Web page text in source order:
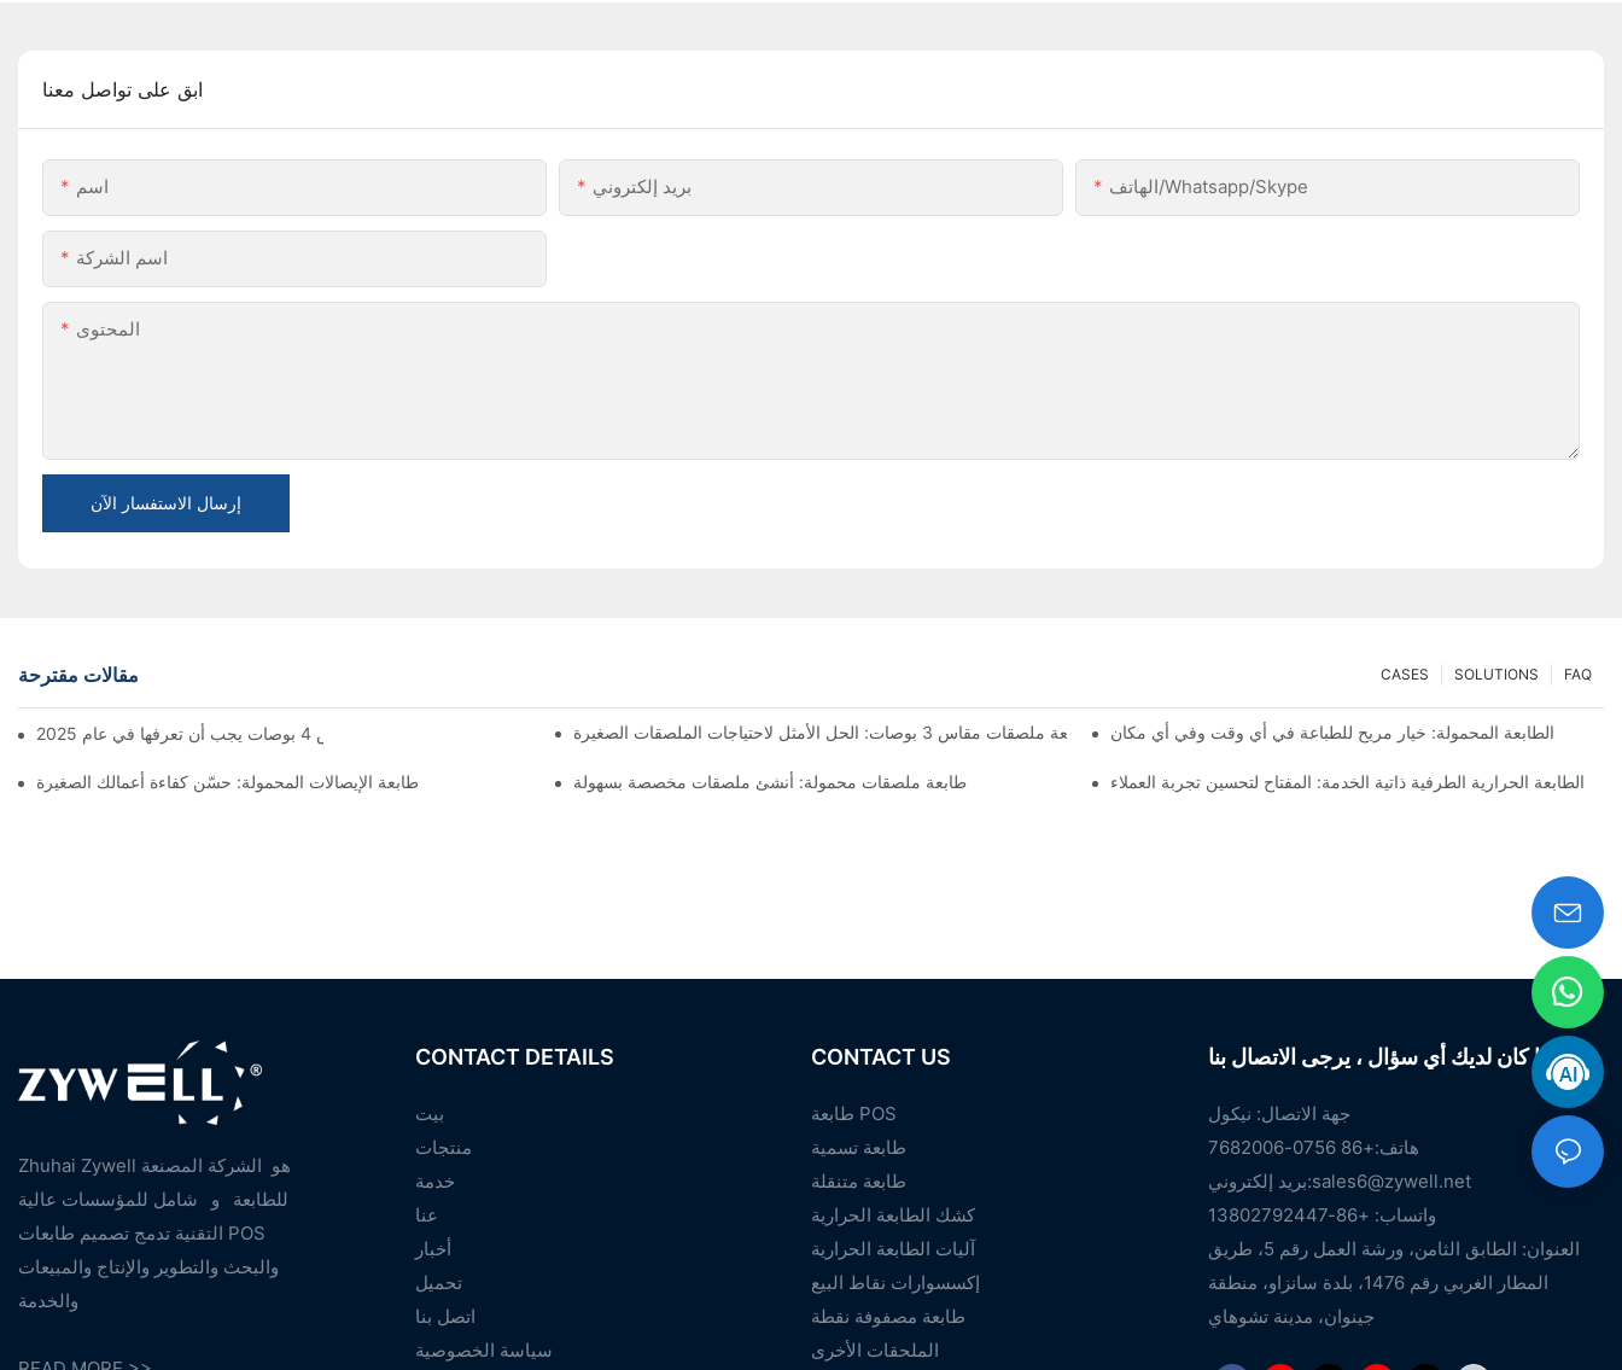
ابق على تواصل معنا
اسم بريد إلكتروني الهاتف/Whatsapp/Skype
اسم الشركة
المحتوى
إرسال الاستفسار الآن
مقالات مقترحة FAQ
SOLUTIONS
CASES
نصائح وتوصيات لشراء طابعة ملصقات مقاس 4 بوصات يجب أن تعرفها في عام 2025 طابعة ملصقات مقاس 3 بوصات: الحل الأمثل لاحتياجات الملصقات الصغيرة الطابعة المحمولة: خيار مريح للطباعة في أي وقت وفي أي مكان
طابعة الإيصالات المحمولة: حسّن كفاءة أعمالك الصغيرة طابعة ملصقات محمولة: أنشئ ملصقات مخصصة بسهولة الطابعة الحرارية الطرفية ذاتية الخدمة: المفتاح لتحسين تجربة العملاء
Zhuhai Zywell هو الشركة المصنعة
للطابعة
و
شامل للمؤسسات عالية
التقنية تدمج تصميم طابعات POS
والبحث والتطوير والإنتاج والمبيعات
CONTACT DETAILS
بيت
منتجات
خدمة
عنا
أخبار
تحميل
اتصل بنا
سياسة الخصوصية
CONTACT US
طابعة POS
طابعة تسمية
طابعة متنقلة
كشك الطابعة الحرارية
آليات الطابعة الحرارية
إكسسوارات نقاط البيع
طابعة مصفوفة نقطة
الملحقات الأخرى
إذا كان لديك أي سؤال ، يرجى الاتصال بنا.
جهة الاتصال: نيكول
هاتف:+86 0756-7682006
بريد إلكتروني:sales6@zywell.net
واتساب: +86-13802792447
العنوان: الطابق الثامن، ورشة العمل رقم 5، طريق
المطار الغربي رقم 1476، بلدة سانزاو، منطقة
جينوان، مدينة تشوهاي